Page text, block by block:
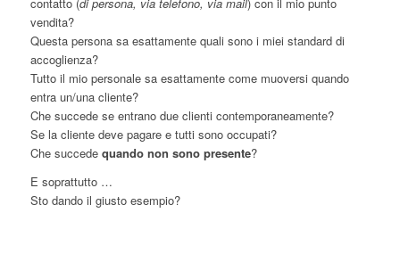
vendita?
Questa persona sa esattamente quali sono i miei standard di
accoglienza?
Tutto il mio personale sa esattamente come muoversi quando
entra un/una cliente?
Che succede se entrano due clienti contemporaneamente?
Se la cliente deve pagare e tutti sono occupati?
Che succede quando non sono presente?
E soprattutto …
Sto dando il giusto esempio?